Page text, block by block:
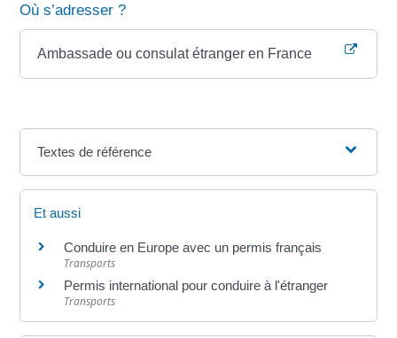
Où s’adresser ?
Ambassade ou consulat étranger en France
Textes de référence
Et aussi
Conduire en Europe avec un permis français
Transports
Permis international pour conduire à l'étranger
Transports